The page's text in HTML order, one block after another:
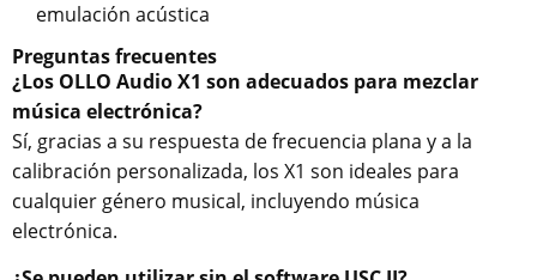
emulación acústica
Preguntas frecuentes
¿Los OLLO Audio X1 son adecuados para mezclar
música electrónica?
Sí, gracias a su respuesta de frecuencia plana y a la
calibración personalizada, los X1 son ideales para
cualquier género musical, incluyendo música
electrónica.